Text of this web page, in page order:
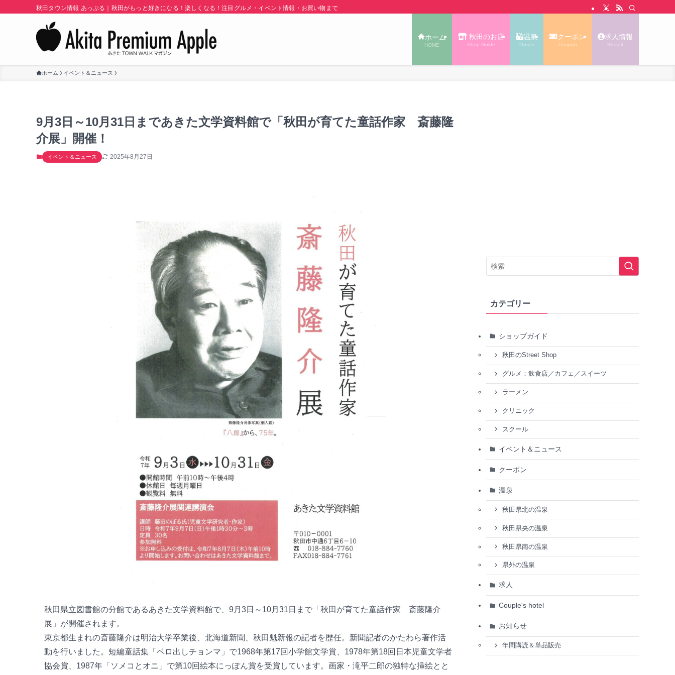
秋田タウン情報 あっぷる｜秋田がもっと好きになる！楽しくなる！注目グルメ・イベント情報・お買い物まで秋田の旬の街ネタをご紹介！ | あきた TOWN WALK あっぷる｜秋田タウン情報
ホーム
HOME
秋田のお店
Shop Guide
温泉
Onsen
クーポン
Coupon
求人情報
Recruit
ホーム イベント＆ニュース
9月3日～10月31日まであきた文学資料館で「秋田が育てた童話作家 斎藤隆
介展」開催！
イベント＆ニュース 2025年8月27日
秋田県立図書館の分館であるあきた文学資料館で、9月3日～10月31日まで「秋田が育てた童話作家 斎藤隆介
展」が開催されます。
東京都生まれの斎藤隆介は明治大学卒業後、北海道新聞、秋田魁新報の記者を歴任。新聞記者のかたわら著作活
動を行いました。短編童話集「ベロ出しチョンマ」で1968年第17回小学館文学賞、1978年第18回日本児童文学者
協会賞、1987年「ソメコとオニ」で第10回絵本にっぽん賞を受賞しています。画家・滝平二郎の独特な挿絵とと
カテゴリー
ショップガイド
秋田のStreet Shop
グルメ：飲食店／カフェ／スイーツ
ラーメン
クリニック
スクール
イベント＆ニュース
クーポン
温泉
秋田県北の温泉
秋田県央の温泉
秋田県南の温泉
県外の温泉
求人
Couple's hotel
お知らせ
年間購読＆単品販売